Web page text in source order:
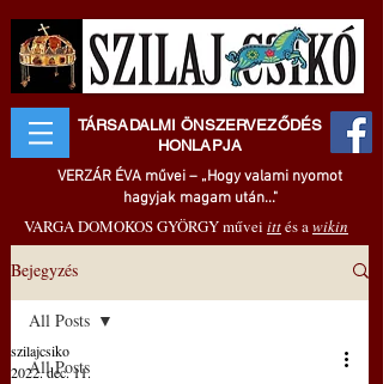
TÁRSADALMI ÖNSZERVEZŐDÉS
HONLAPJA
VERZÁR ÉVA művei – „Hogy valami nyomot
hagyjak magam után..."
VARGA DOMOKOS GYÖRGY művei ittés awikin
Bejegyzés
All Posts
All Posts
szilajcsiko
2022. dec. 11.